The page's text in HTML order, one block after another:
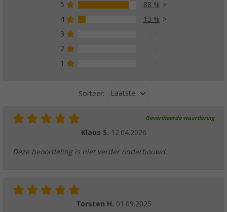
5
88 %
4
13 %
3
2
1
Sorteer: Laatste
Geverifieerde waardering
Klaus S. 12.04.2026
Deze beoordeling is niet verder onderbouwd.
Torsten H. 01.09.2025